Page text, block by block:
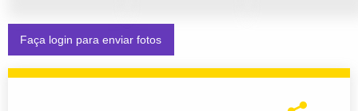
Faça login para enviar fotos